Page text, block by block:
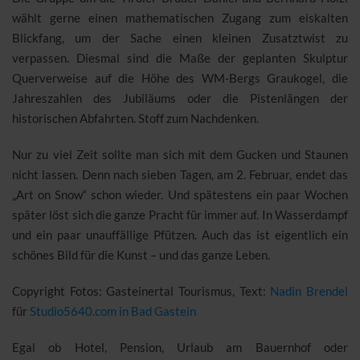
wählt gerne einen mathematischen Zugang zum eiskalten
Blickfang, um der Sache einen kleinen Zusatztwist zu
verpassen. Diesmal sind die Maße der geplanten Skulptur
Querverweise auf die Höhe des WM-Bergs Graukogel, die
Jahreszahlen des Jubiläums oder die Pistenlängen der
historischen Abfahrten. Stoff zum Nachdenken.
Nur zu viel Zeit sollte man sich mit dem Gucken und Staunen
nicht lassen. Denn nach sieben Tagen, am 2. Februar, endet das
„Art on Snow“ schon wieder. Und spätestens ein paar Wochen
später löst sich die ganze Pracht für immer auf. In Wasserdampf
und ein paar unauffällige Pfützen. Auch das ist eigentlich ein
schönes Bild für die Kunst – und das ganze Leben.
Copyright Fotos: Gasteinertal Tourismus, Text: Nadin Brendel
für Studio5640.com in Bad Gastein
Egal ob Hotel, Pension, Urlaub am Bauernhof oder